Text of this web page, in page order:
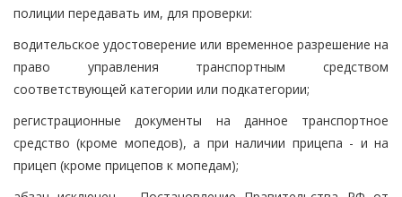
полиции передавать им, для проверки:
водительское удостоверение или временное разрешение на
право управления транспортным средством
соответствующей категории или подкатегории;
регистрационные документы на данное транспортное
средство (кроме мопедов), а при наличии прицепа - и на
прицеп (кроме прицепов к мопедам);